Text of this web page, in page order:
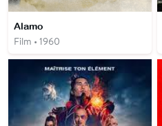
Alamo
Film • 1960